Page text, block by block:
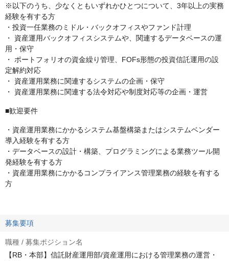
※以下のうち、少なくともいずれかひとつについて、3年以上の実務
経験を有する方
・投資一任業務のミドル・バックオフィスやファンド計理
・ 資産運用バックオフィスシステムや、関連するデータベースの運
用・保守
・ ポートフォリオの資金繰り管理、FOFs形態の投資信託運用の設
定解約対応
・ 資産運用業務に関連するシステムの企画・保守
・ 資産運用業務に関連する法令対応や制度対応等の企画・運営
■歓迎要件
・資産運用業務にかかるシステム基盤構築またはシステムベンダー
導入経験を有する方
・データベースの設計・構築、プログラミングによる業務ツール開
発経験を有する方
・資産運用業務にかかるコンプライアンス管理業務の経験を有する
方
募集要項
職種 / 募集ポジション名
【RB・本部】信託財産運用部/資産運用における管理業務の運営・